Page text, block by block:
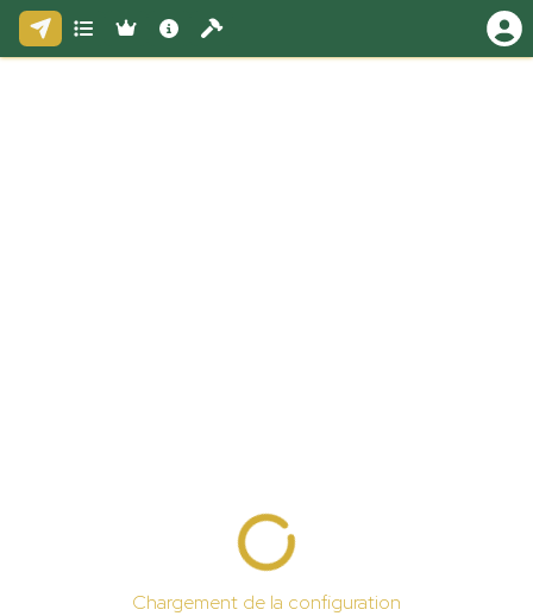
Chargement de la configuration